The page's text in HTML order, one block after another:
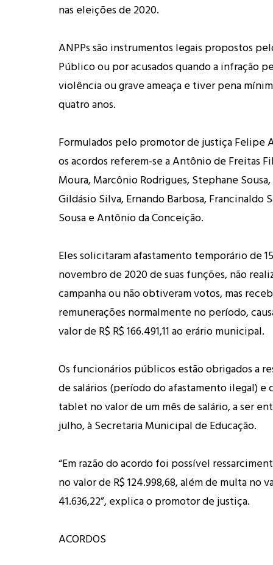
nas eleições de 2020.
ANPPs são instrumentos legais propostos
Público ou por acusados quando a infração
violência ou grave ameaça e tiver pena
quatro anos.
Formulados pelo promotor de justiça Felipe
os acordos referem-se a Antônio de Freitas
Moura, Marcônio Rodrigues, Stephane
Gildásio Silva, Ernando Barbosa, Francinaldo
Sousa e Antônio da Conceição.
Eles solicitaram afastamento temporário de
novembro de 2020 de suas funções, não
campanha ou não obtiveram votos, mas
remunerações normalmente no período,
valor de R$ R$ 166.491,11 ao erário municipal.
Os funcionários públicos estão obrigados a
de salários (período do afastamento ilegal) e
tablet no valor de um mês de salário, a ser
julho, à Secretaria Municipal de Educação.
“Em razão do acordo foi possível
no valor de R$ 124.998,68, além de multa no
41.636,22”, explica o promotor de justiça.
ACORDOS